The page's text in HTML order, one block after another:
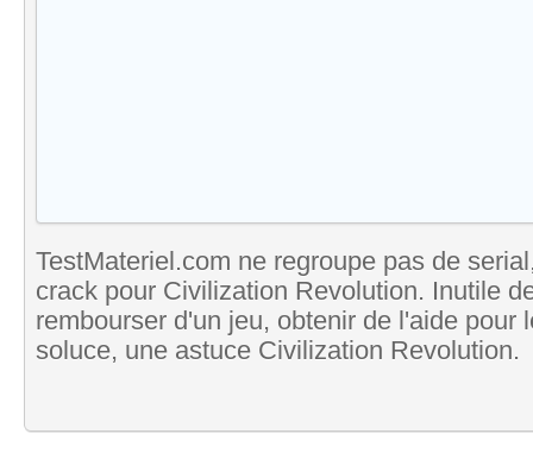
TestMateriel.com ne regroupe pas de
crack pour Civilization Revolution. Inutile
rembourser d'un jeu, obtenir de l'aide pour
soluce, une astuce Civilization Revolution.